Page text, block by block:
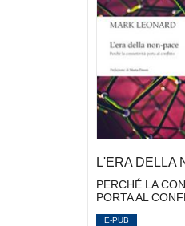
L'ERA DELLA
PERCHÉ LA
PORTA AL
E-PUB